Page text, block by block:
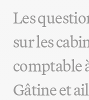
Les
sur les
comptable
Gâtine et